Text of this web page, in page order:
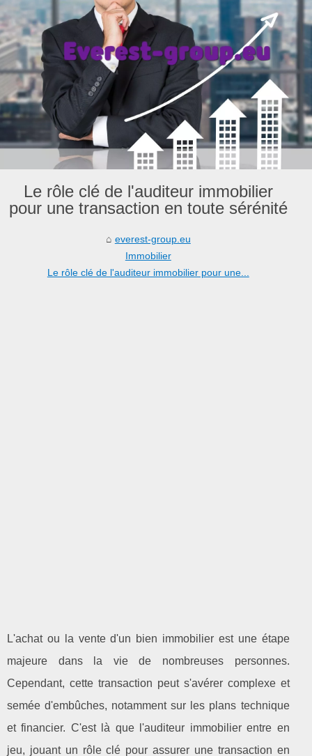
Le rôle clé de l'auditeur immobilier
pour une transaction en toute sérénité
everest-group.eu
Immobilier
Le rôle clé de l'auditeur immobilier pour une...
L'achat ou la vente d'un bien immobilier est une étape
majeure dans la vie de nombreuses personnes.
Cependant, cette transaction peut s'avérer complexe et
semée d'embûches, notamment sur les plans technique
et financier. C'est là que l'auditeur immobilier entre en
jeu, jouant un rôle clé pour assurer une transaction en